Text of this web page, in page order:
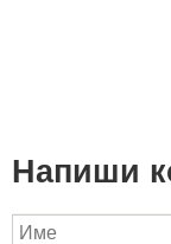
Напиши